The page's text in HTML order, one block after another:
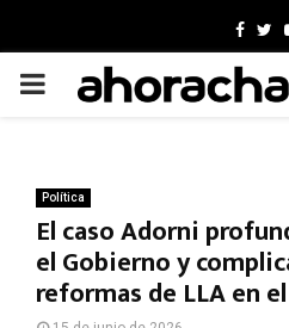
PRIMARY
Política
El caso Adorni
el Gobierno y
reformas de LLA en